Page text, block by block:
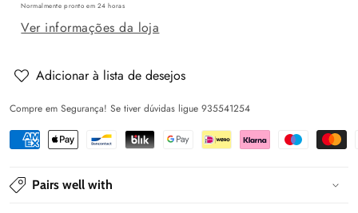
Saco
Maternidade
Made
Love
Saco
Maternidade
Made
Love
Normalmente pronto em 24 horas
Ver informações da loja
Adicionar à lista de desejos
Compre em Segurança! Se tiver dúvidas ligue 935541254
Pairs well with